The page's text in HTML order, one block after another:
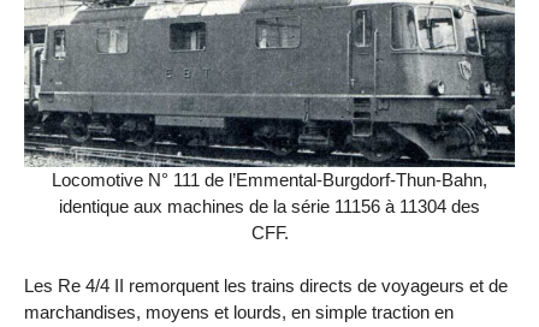
Locomotive N° 111 de l’Emmental-Burgdorf-Thun-Bahn,
identique aux machines de la série 11156 à 11304 des
CFF.
Les Re 4/4 II remorquent les trains directs de voyageurs et de
marchandises, moyens et lourds, en simple traction en